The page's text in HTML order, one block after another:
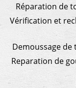
Réparation de
Vérification et
Demoussage
Reparation de